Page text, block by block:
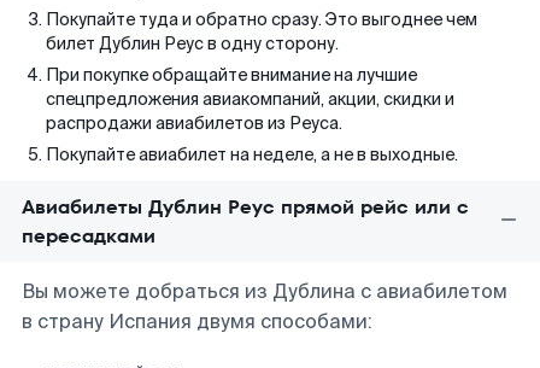
Покупайте туда и обратно сразу. Это выгоднее чем
билет Дублин Реус в одну сторону.
При покупке обращайте внимание на лучшие
спецпредложения авиакомпаний, акции, скидки и
распродажи авиабилетов из Реуса.
Покупайте авиабилет на неделе, а не в выходные.
Авиабилеты Дублин Реус прямой рейс или с
пересадками
Вы можете добраться из Дублина с авиабилетом
в страну Испания двумя способами: